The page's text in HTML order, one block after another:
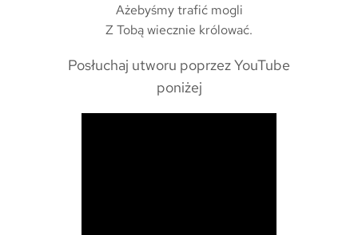
Ażebyśmy trafić mogli
Z Tobą wiecznie królować.
Posłuchaj utworu poprzez YouTube
poniżej